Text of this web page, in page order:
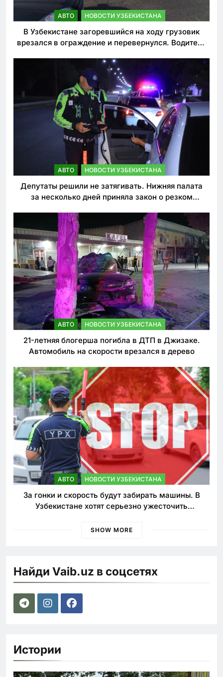
АВТО НОВОСТИ УЗБЕКИСТАНА
В Узбекистане загоревшийся на ходу грузовик
врезался в ограждение и перевернулся. Водитель
АВТО НОВОСТИ УЗБЕКИСТАНА
Депутаты решили не затягивать. Нижняя палата
за несколько дней приняла закон о резком
АВТО НОВОСТИ УЗБЕКИСТАНА
21-летняя блогерша погибла в ДТП в Джизаке.
Автомобиль на скорости врезался в дерево
АВТО НОВОСТИ УЗБЕКИСТАНА
За гонки и скорость будут забирать машины. В
Узбекистане хотят серьезно ужесточить
SHOW MORE
Найди Vaib.uz в соцсетях
Истории